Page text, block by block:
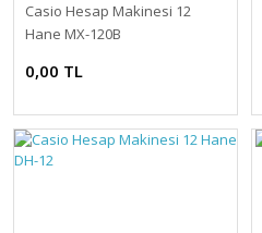
Casio Hesap Makinesi 12
Hane MX-120B
0,00 TL